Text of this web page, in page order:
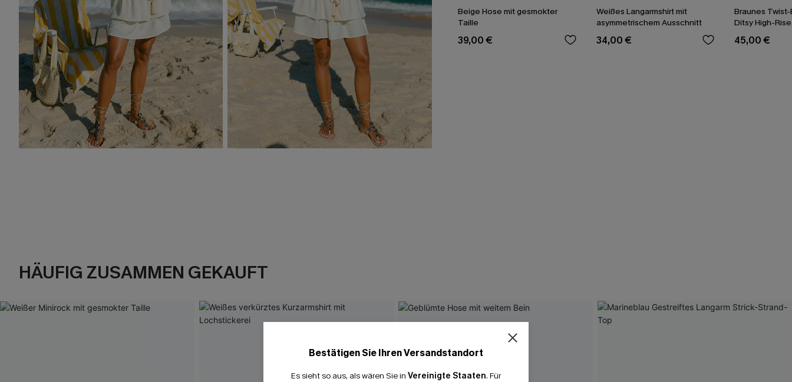
Beige Hose mit gesmokter
Taille
39,00 €
Weißes Langarmshirt mit
asymmetrischem Ausschnitt
34,00 €
Braunes
Ditsy High-
45,00 €
HÄUFIG ZUSAMMEN GEKAUFT
Bestätigen Sie Ihren Versandstandort
Es sieht so aus, als wären Sie in Vereinigte Staaten. Für